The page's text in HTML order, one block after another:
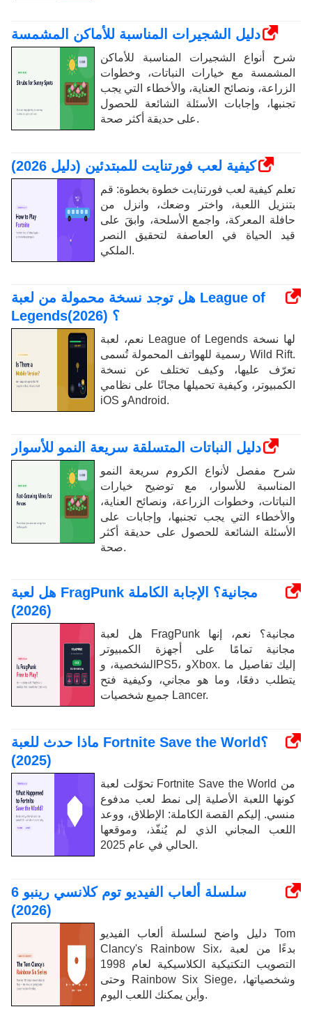
دليل الشجيرات المناسبة للأماكن المشمسة
شرح أنواع الشجيرات المناسبة للأماكن
المشمسة مع خيارات النباتات، وخطوات
الزراعة، ونصائح العناية، والأخطاء التي يجب
تجنبها، وإجابات الأسئلة الشائعة للحصول
على حديقة أكثر صحة.
كيفية لعب فورتنايت للمبتدئين (دليل 2026)
تعلم كيفية لعب فورتنايت خطوة بخطوة: قم
بتنزيل اللعبة، واختر وضعك، وانزل من
حافلة المعركة، واجمع الأسلحة، وابقَ على
قيد الحياة في العاصفة لتحقيق النصر
الملكي.
هل توجد نسخة محمولة من لعبة League of
Legends؟ (2026)
نعم، لعبة League of Legends لها نسخة
رسمية للهواتف المحمولة تُسمى Wild Rift.
تعرّف عليها، وكيف تختلف عن نسخة
الكمبيوتر، وكيفية تحميلها مجانًا على نظامي
iOS وAndroid.
دليل النباتات المتسلقة سريعة النمو للأسوار
شرح مفصل لأنواع الكروم سريعة النمو
المناسبة للأسوار، مع توضيح خيارات
النباتات، وخطوات الزراعة، ونصائح العناية،
والأخطاء التي يجب تجنبها، وإجابات على
الأسئلة الشائعة للحصول على حديقة أكثر
صحة.
هل لعبة FragPunk مجانية؟ الإجابة الكاملة
(2026)
هل لعبة FragPunk مجانية؟ نعم، إنها
مجانية تمامًا على أجهزة الكمبيوتر
الشخصية، وPS5، وXbox. إليك تفاصيل ما
يتطلب دفعًا، وما هو مجاني، وكيفية فتح
جميع شخصيات Lancer.
ماذا حدث للعبة Fortnite Save the World؟
(2025)
تحوّلت لعبة Fortnite Save the World من
كونها اللعبة الأصلية إلى نمط لعب مدفوع
منسي. إليكم القصة الكاملة: الإطلاق، ووعد
اللعب المجاني الذي لم يُنفّذ، وموقعها
الحالي في عام 2025.
سلسلة ألعاب الفيديو توم كلانسي رينبو 6
(2026)
دليل واضح لسلسلة ألعاب الفيديو Tom
Clancy's Rainbow Six، بدءًا من لعبة
التصويب التكتيكية الكلاسيكية لعام 1998
وحتى Rainbow Six Siege، وشخصياتها،
وأين يمكنك اللعب اليوم.